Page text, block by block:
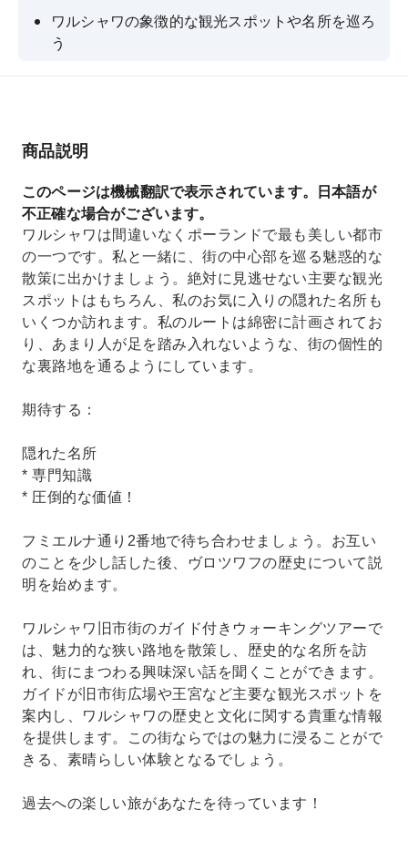
ワルシャワの象徴的な観光スポットや名所を巡ろ
う
地元ガイドのおすすめ
しよう
美味しい地元グルメを堪能し、インスタ映えする
瞬間を写真に収めよう
商品説明
このページは機械翻訳で表示されています。日本語が
不正確な場合がございます。
ワルシャワは間違いなくポーランドで最も美しい都市
の一つです。私と一緒に、街の中心部を巡る魅惑的な
散策に出かけましょう。絶対に見逃せない主要な観光
スポットはもちろん、私のお気に入りの隠れた名所も
いくつか訪れます。私のルートは綿密に計画されてお
り、あまり人が足を踏み入れないような、街の個性的
な裏路地を通るようにしています。
期待する：
隠れた名所
* 専門知識
* 圧倒的な価値！
フミエルナ通り2番地で待ち合わせましょう。お互い
のことを少し話した後、ヴロツワフの歴史について説
明を始めます。
ワルシャワ旧市街のガイド付きウォーキングツアーで
は、魅力的な狭い路地を散策し、歴史的な名所を訪
れ、街にまつわる興味深い話を聞くことができます。
ガイドが旧市街広場や王宮など主要な観光スポットを
案内し、ワルシャワの歴史と文化に関する貴重な情報
を提供します。この街ならではの魅力に浸ることがで
きる、素晴らしい体験となるでしょう。
過去への楽しい旅があなたを待っています！